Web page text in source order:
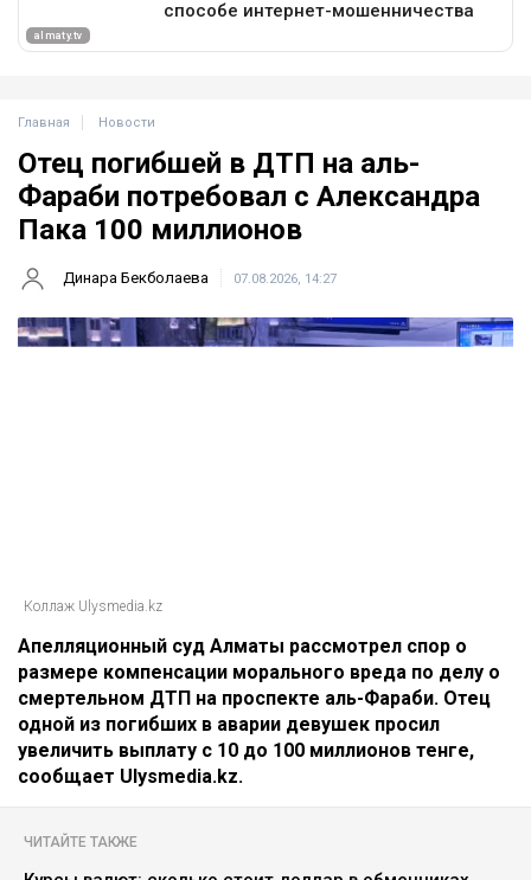
Главная Новости
Отец погибшей в ДТП на аль-
Фараби потребовал с Александра
Пака 100 миллионов
Динара Бекболаева 07.08.2026, 14:27
Коллаж Ulysmedia.kz
Апелляционный суд Алматы рассмотрел спор о
размере компенсации морального вреда по делу о
смертельном ДТП на проспекте аль-Фараби. Отец
одной из погибших в аварии девушек просил
увеличить выплату с 10 до 100 миллионов тенге,
сообщает Ulysmedia.kz.
ЧИТАЙТЕ ТАКЖЕ